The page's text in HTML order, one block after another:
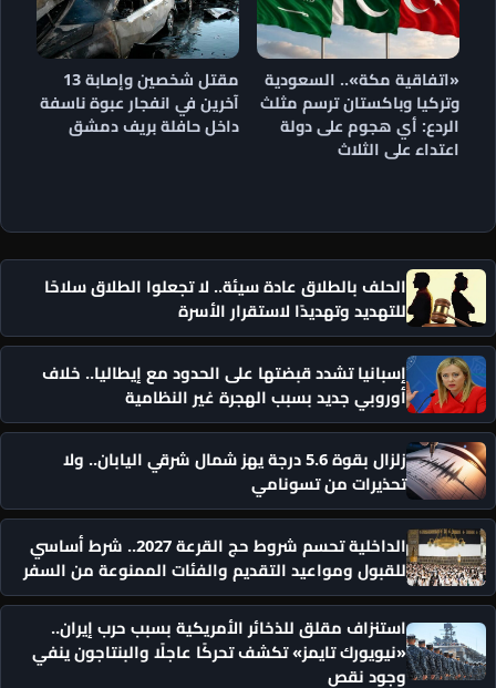
«اتفاقية مكة».. السعودية
وتركيا وباكستان ترسم مثلث
الردع: أي هجوم على دولة
اعتداء على الثلاث
مقتل شخصين وإصابة 13
آخرين في انفجار عبوة ناسفة
داخل حافلة بريف دمشق
الحلف بالطلاق عادة سيئة.. لا تجعلوا الطلاق سلاحًا
للتهديد وتهديدًا لاستقرار الأسرة
إسبانيا تشدد قبضتها على الحدود مع إيطاليا.. خلاف
أوروبي جديد بسبب الهجرة غير النظامية
زلزال بقوة 5.6 درجة يهز شمال شرقي اليابان.. ولا
تحذيرات من تسونامي
الداخلية تحسم شروط حج القرعة 2027.. شرط أساسي
للقبول ومواعيد التقديم والفئات الممنوعة من السفر
استنزاف مقلق للذخائر الأمريكية بسبب حرب إيران..
«نيويورك تايمز» تكشف تحركًا عاجلًا والبنتاجون ينفي
وجود نقص